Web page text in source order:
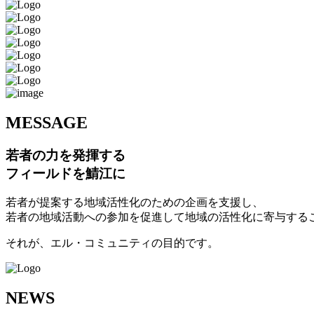
MESSAGE
若者の力を発揮する
フィールドを鯖江に
若者が提案する地域活性化のための企画を支援し、
若者の地域活動への参加を促進して地域の活性化に寄与する
それが、エル・コミュニティの目的です。
NEWS